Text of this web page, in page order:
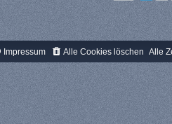
Alle
Alle Cookies löschen
Impressum